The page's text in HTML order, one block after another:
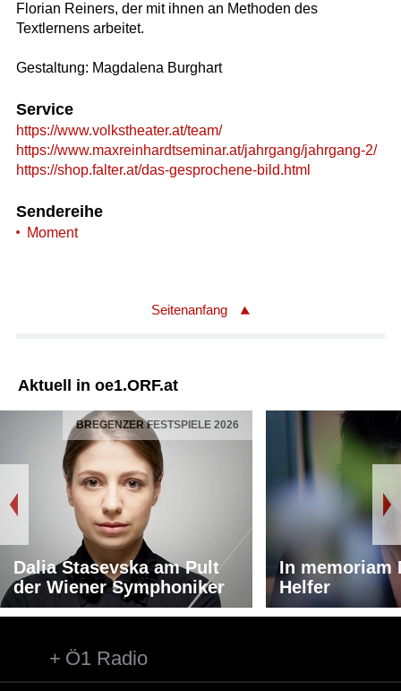
Florian Reiners, der mit ihnen an Methoden des
Textlernens arbeitet.
Gestaltung: Magdalena Burghart
Service
https://www.volkstheater.at/team/
https://www.maxreinhardtseminar.at/jahrgang/jahrgang-2/
https://shop.falter.at/das-gesprochene-bild.html
Sendereihe
Moment
Seitenanfang
Aktuell in oe1.ORF.at
BREGENZER FESTSPIELE 2026
Dalia Stasevska am Pult
der Wiener Symphoniker
In memoriam
Helfer
Ö1 Radio